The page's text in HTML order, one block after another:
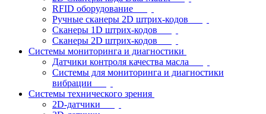
RFID оборудование
Ручные сканеры 2D штрих-кодов
Сканеры 1D штрих-кодов
Сканеры 2D штрих-кодов
Системы мониторинга и диагностики
Датчики контроля качества масла
Системы для мониторинга и диагностики
вибрации
Системы технического зрения
2D-датчики